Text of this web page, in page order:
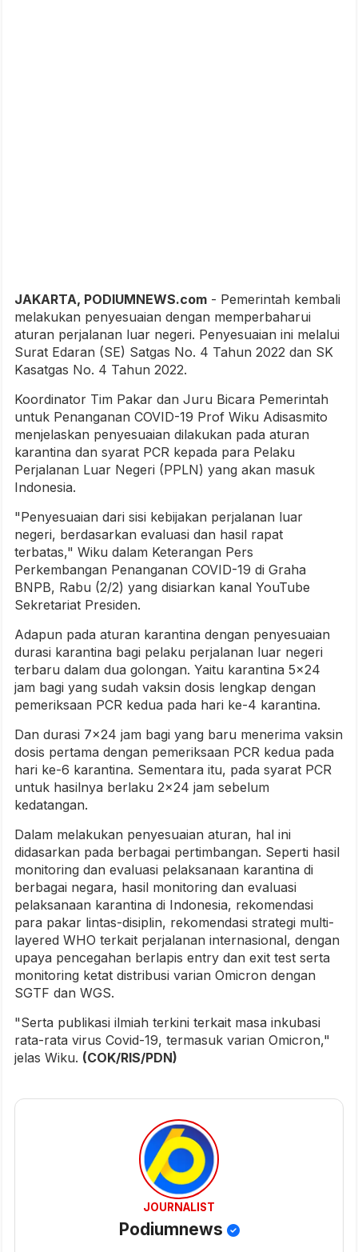
JAKARTA, PODIUMNEWS.com - Pemerintah kembali
melakukan penyesuaian dengan memperbaharui
aturan perjalanan luar negeri. Penyesuaian ini melalui
Surat Edaran (SE) Satgas No. 4 Tahun 2022 dan SK
Kasatgas No. 4 Tahun 2022.
Koordinator Tim Pakar dan Juru Bicara Pemerintah
untuk Penanganan COVID-19 Prof Wiku Adisasmito
menjelaskan penyesuaian dilakukan pada aturan
karantina dan syarat PCR kepada para Pelaku
Perjalanan Luar Negeri (PPLN) yang akan masuk
Indonesia.
"Penyesuaian dari sisi kebijakan perjalanan luar
negeri, berdasarkan evaluasi dan hasil rapat
terbatas," Wiku dalam Keterangan Pers
Perkembangan Penanganan COVID-19 di Graha
BNPB, Rabu (2/2) yang disiarkan kanal YouTube
Sekretariat Presiden.
Adapun pada aturan karantina dengan penyesuaian
durasi karantina bagi pelaku perjalanan luar negeri
terbaru dalam dua golongan. Yaitu karantina 5x24
jam bagi yang sudah vaksin dosis lengkap dengan
pemeriksaan PCR kedua pada hari ke-4 karantina.
Dan durasi 7x24 jam bagi yang baru menerima vaksin
dosis pertama dengan pemeriksaan PCR kedua pada
hari ke-6 karantina. Sementara itu, pada syarat PCR
untuk hasilnya berlaku 2x24 jam sebelum
kedatangan.
Dalam melakukan penyesuaian aturan, hal ini
didasarkan pada berbagai pertimbangan. Seperti hasil
monitoring dan evaluasi pelaksanaan karantina di
berbagai negara, hasil monitoring dan evaluasi
pelaksanaan karantina di Indonesia, rekomendasi
para pakar lintas-disiplin, rekomendasi strategi multi-
layered WHO terkait perjalanan internasional, dengan
upaya pencegahan berlapis entry dan exit test serta
monitoring ketat distribusi varian Omicron dengan
SGTF dan WGS.
"Serta publikasi ilmiah terkini terkait masa inkubasi
rata-rata virus Covid-19, termasuk varian Omicron,"
jelas Wiku. (COK/RIS/PDN)
JOURNALIST
Podiumnews